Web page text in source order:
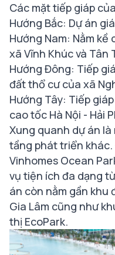
Các mặt tiếp giáp
Hướng Bắc: Dự án
Hướng Nam: Nằm
xã Vĩnh Khúc và Tân
Hướng Đông: Tiếp
đất thổ cư của xã
Hướng Tây: Tiếp
cao tốc Hà Nội - Hải
Xung quanh dự án
tầng phát triển
Vinhomes Ocean
vụ tiện ích đa dạng
án còn nằm gần khu
Gia Lâm cũng như
thị EcoPark.